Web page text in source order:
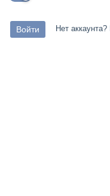
Нет аккаунта?